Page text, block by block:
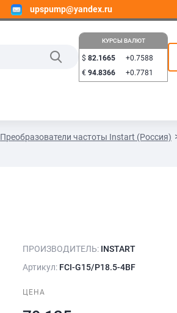
upspump@yandex.ru
КУРСЫ ВАЛЮТ
$ 82.1665
€ 94.8366
+0.7588
+0.7781
Преобразователи частоты Instart (Россия)
ПРОИЗВОДИТЕЛЬ: INSTART
Артикул: FCI-G15/P18.5-4BF
ЦЕНА